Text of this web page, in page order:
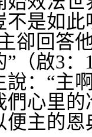
是如
卻回答
”（啟3：
：“主
們心里
便主的